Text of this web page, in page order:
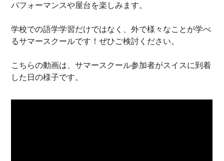
パフォーマンスや屋台を楽しみます。
学校での語学学習だけではなく、外で様々なことが学べ
るサマースクールです！ぜひご検討ください。
こちらの動画は、サマースクール参加者がスイスに到着
した日の様子です。